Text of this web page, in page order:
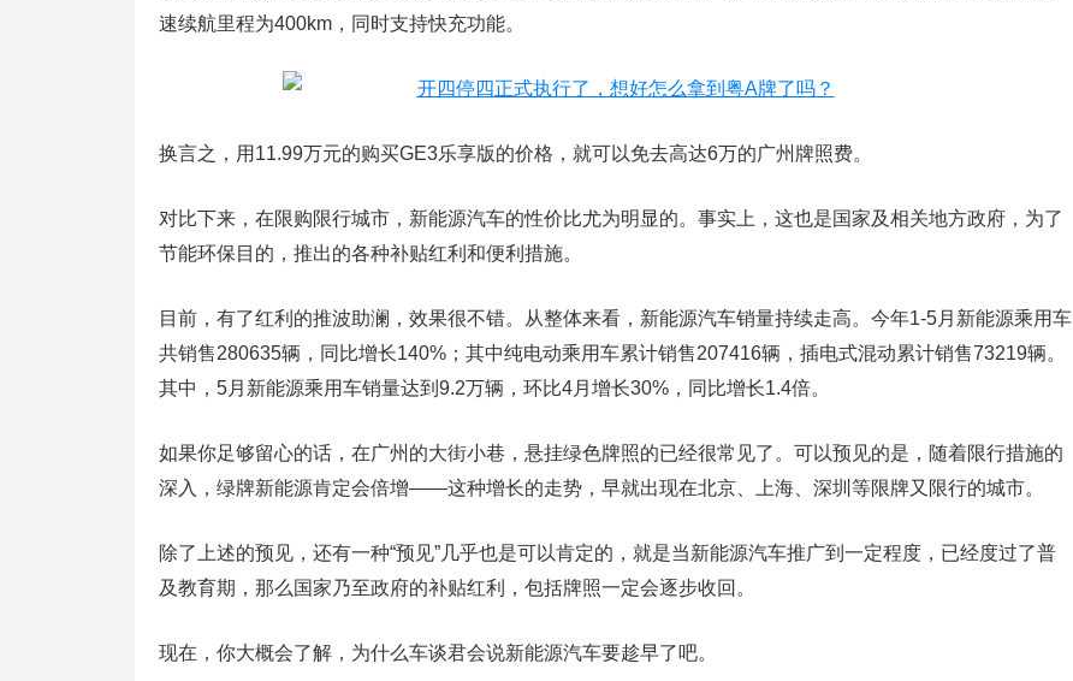
速续航里程为400km，同时支持快充功能。
换言之，用11.99万元的购买GE3乐享版的价格，就可以免去高达6万的广州牌照费。
对比下来，在限购限行城市，新能源汽车的性价比尤为明显的。事实上，这也是国家及相关地方政府，为了
节能环保目的，推出的各种补贴红利和便利措施。
目前，有了红利的推波助澜，效果很不错。从整体来看，新能源汽车销量持续走高。今年1-5月新能源乘用车
共销售280635辆，同比增长140%；其中纯电动乘用车累计销售207416辆，插电式混动累计销售73219辆。
其中，5月新能源乘用车销量达到9.2万辆，环比4月增长30%，同比增长1.4倍。
如果你足够留心的话，在广州的大街小巷，悬挂绿色牌照的已经很常见了。可以预见的是，随着限行措施的
深入，绿牌新能源肯定会倍增——这种增长的走势，早就出现在北京、上海、深圳等限牌又限行的城市。
除了上述的预见，还有一种“预见”几乎也是可以肯定的，就是当新能源汽车推广到一定程度，已经度过了普
及教育期，那么国家乃至政府的补贴红利，包括牌照一定会逐步收回。
现在，你大概会了解，为什么车谈君会说新能源汽车要趁早了吧。